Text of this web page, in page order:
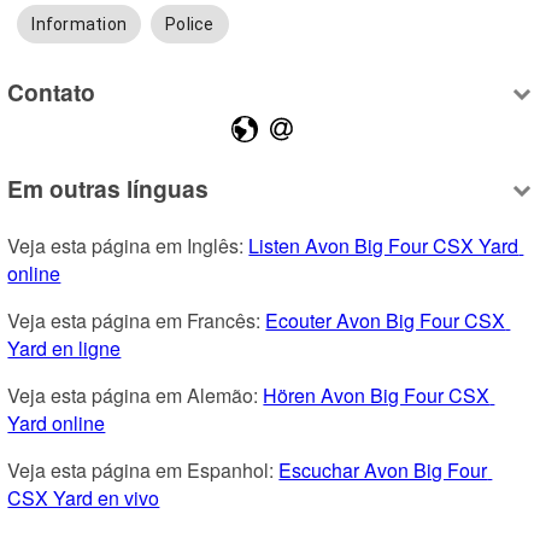
Information Police
Contato
Em outras línguas
Veja esta página em Inglês: Listen Avon Big Four CSX Yard
online
Veja esta página em Francês: Ecouter Avon Big Four CSX
Yard en ligne
Veja esta página em Alemão: Hören Avon Big Four CSX
Yard online
Veja esta página em Espanhol: Escuchar Avon Big Four
CSX Yard en vivo